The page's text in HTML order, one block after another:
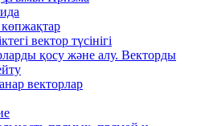
вектор түсінігі
қосу және алу. Векторды
векторлар